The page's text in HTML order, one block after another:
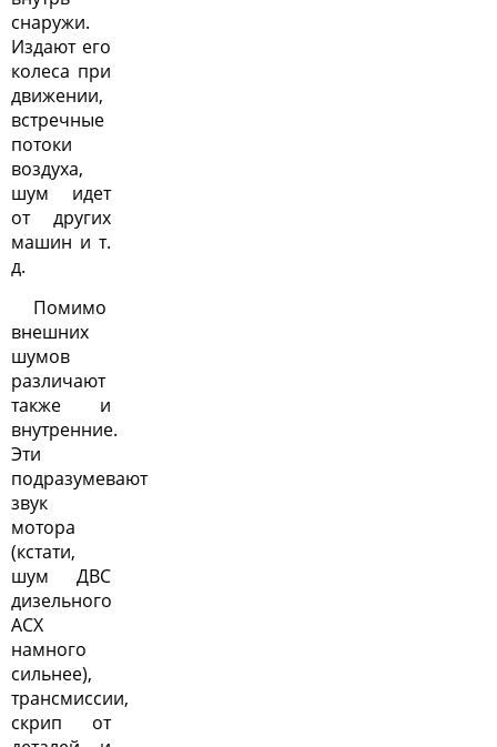
снаружи.
Издают его
колеса при
движении,
встречные
потоки
воздуха,
шум идет
от других
машин и т.
д.
Помимо
внешних
шумов
различают
также и
внутренние.
Эти
подразумевают
звук
мотора
(кстати,
шум ДВС
дизельного
АСХ
намного
сильнее),
трансмиссии,
скрип от